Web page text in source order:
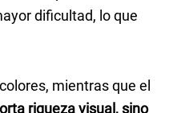
dificultad, lo que
mientras que el
riqueza visual, sino